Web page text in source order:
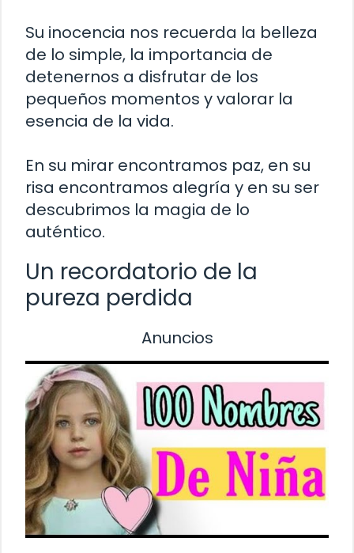
Su inocencia nos recuerda la belleza
de lo simple, la importancia de
detenernos a disfrutar de los
pequeños momentos y valorar la
esencia de la vida.
En su mirar encontramos paz, en su
risa encontramos alegría y en su ser
descubrimos la magia de lo
auténtico.
Un recordatorio de la
pureza perdida
Anuncios